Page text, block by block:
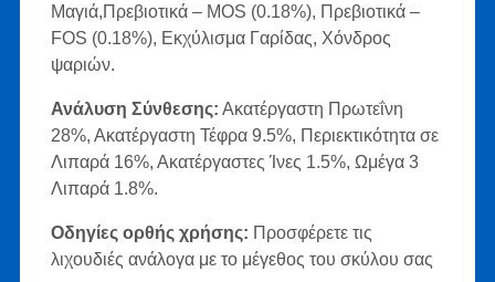
Μαγιά,Πρεβιοτικά – MOS (0.18%), Πρεβιοτικά –
FOS (0.18%), Εκχύλισμα Γαρίδας, Χόνδρος
ψαριών.
Ανάλυση Σύνθεσης: Ακατέργαστη Πρωτεΐνη
28%, Ακατέργαστη Τέφρα 9.5%, Περιεκτικότητα σε
Λιπαρά 16%, Ακατέργαστες Ίνες 1.5%, Ωμέγα 3
Λιπαρά 1.8%.
Οδηγίες ορθής χρήσης: Προσφέρετε τις
λιχουδιές ανάλογα με το μέγεθος του σκύλου σας